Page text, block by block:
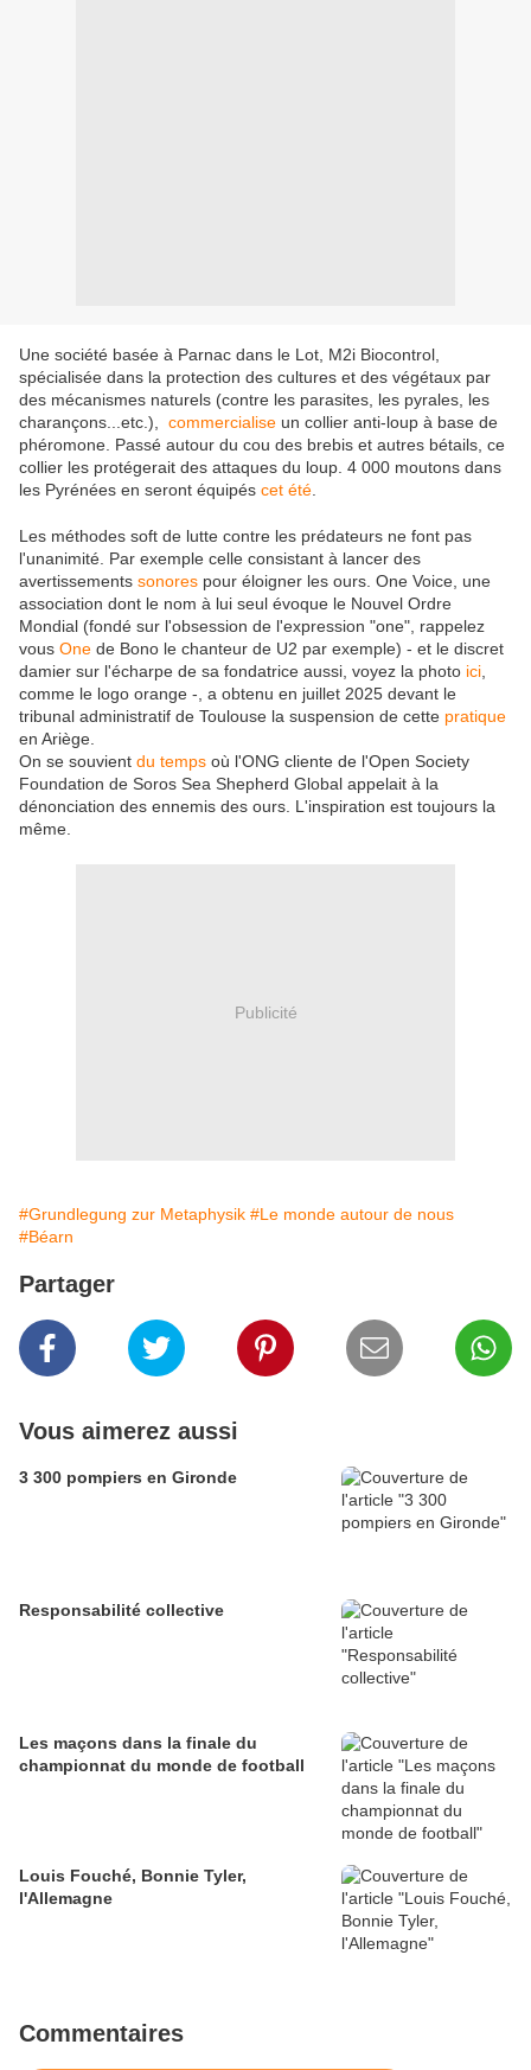
Une société basée à Parnac dans le Lot, M2i Biocontrol,
spécialisée dans la protection des cultures et des végétaux par
des mécanismes naturels (contre les parasites, les pyrales, les
charançons...etc.), commercialise un collier anti-loup à base de
phéromone. Passé autour du cou des brebis et autres bétails, ce
collier les protégerait des attaques du loup. 4 000 moutons dans
les Pyrénées en seront équipés cet été
Les méthodes soft de lutte contre les prédateurs ne font pas
l'unanimité. Par exemple celle consistant à lancer des
avertissements sonores pour éloigner les ours. One Voice, une
association dont le nom à lui seul évoque le Nouvel Ordre
Mondial (fondé sur l'obsession de l'expression "one", rappelez
vous One de Bono le chanteur de U2 par exemple) - et le discret
damier sur l'écharpe de sa fondatrice aussi, voyez la photo ici
comme le logo orange -, a obtenu en juillet 2025 devant le
tribunal administratif de Toulouse la suspension de cette pratique
en Ariège.
On se souvient du temps où l'ONG cliente de l'Open Society
Foundation de Soros Sea Shepherd Global appelait à la
dénonciation des ennemis des ours. L'inspiration est toujours la
même.
Publicité
#Grundlegung zur Metaphysik #Le monde autour de nous
#Béarn
Partager
Vous aimerez aussi
3 300 pompiers en Gironde
Responsabilité collective
Les maçons dans la finale du
championnat du monde de football
Louis Fouché, Bonnie Tyler,
l'Allemagne
Commentaires